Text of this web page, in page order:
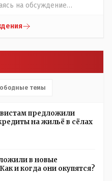
на обсуждение
пишет, что
только в
для административно-
и температурный
темы
предложили
на жильё в сёлах
в новые
и когда они окупятся?